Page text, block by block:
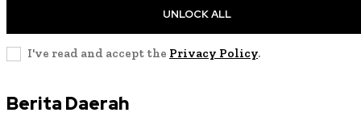
UNLOCK ALL
I've read and accept the Privacy Policy.
Berita Daerah